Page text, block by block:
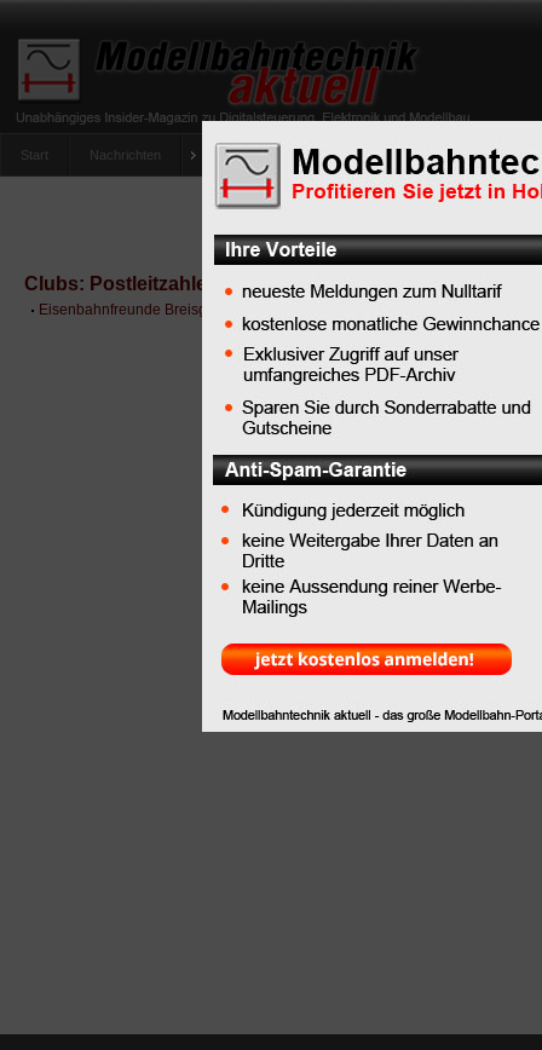
Start Nachrichten Tipps Newsletter Archiv Magazin
umfrage-viessmann-multiprotokoll-lichtdecoder
Clubs: Postleitzahlenbereich 7....
Eisenbahnfreunde Breisgau e.V.